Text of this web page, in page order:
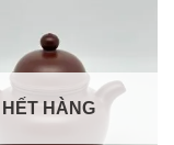
HẾT HÀNG